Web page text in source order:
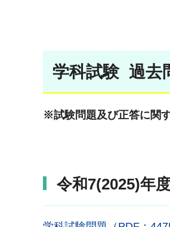
学科試験 過去
※試験問題及び正答に関
令和7(2025)年